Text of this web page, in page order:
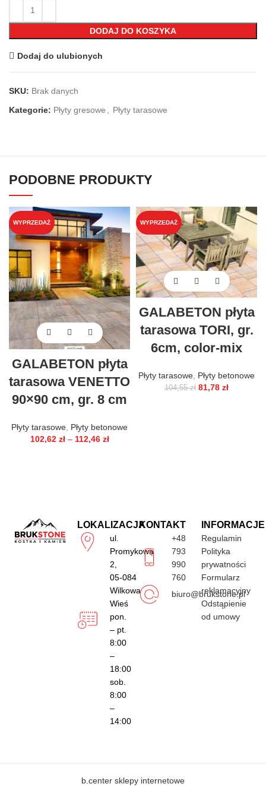
DODAJ DO KOSZYKA
Dodaj do ulubionych
SKU: Brak danych
Kategorie: Płyty gresowe , Płyty tarasowe
PODOBNE PRODUKTY
WYPRZEDAŻ
GALABETON płyta
tarasowa VENETTO
90×90 cm, gr. 8 cm
Płyty tarasowe Płyty betonowe
102,62 zł – 112,46 zł
WYPRZEDAŻ
GALABETON płyta
tarasowa TORI, gr.
6cm, color-mix
Płyty tarasowe Płyty betonowe
104,55zł 81,78 zł
LOKALIZACJA
ul.
Promykowa
2,
05-084
Wilkowa
Wieś
pon.
– pt.
8:00
–
18:00
sob.
8:00
–
14:00
KONTAKT
+48
793
990
760
biuro@brukstone.pl
INFORMACJE
Regulamin
Polityka
prywatności
Formularz
reklamacyjny
Odstąpienie
od umowy
b.center sklepy internetowe